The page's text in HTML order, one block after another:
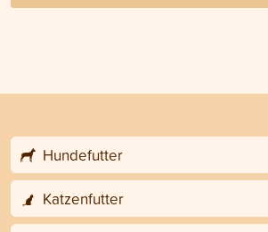
Hundefutter
Katzenfutter